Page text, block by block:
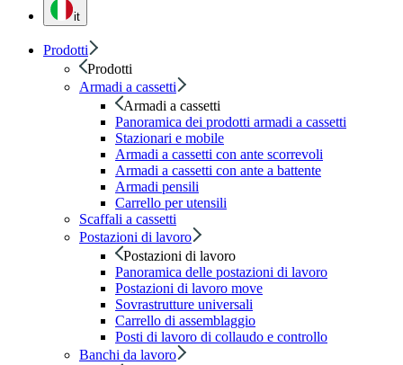
it
Prodotti
Prodotti
Armadi a cassetti
Armadi a cassetti
Panoramica dei prodotti armadi a cassetti
Stazionari e mobile
Armadi a cassetti con ante scorrevoli
Armadi a cassetti con ante a battente
Armadi pensili
Carrello per utensili
Scaffali a cassetti
Postazioni di lavoro
Postazioni di lavoro
Panoramica delle postazioni di lavoro
Postazioni di lavoro move
Sovrastrutture universali
Carrello di assemblaggio
Posti di lavoro di collaudo e controllo
Banchi da lavoro